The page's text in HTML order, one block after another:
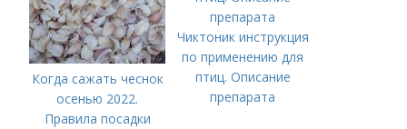
Когда сажать чеснок
осенью 2022.
Правила посадки
Чиктоник инструкция
по применению для
птиц. Описание
препарата